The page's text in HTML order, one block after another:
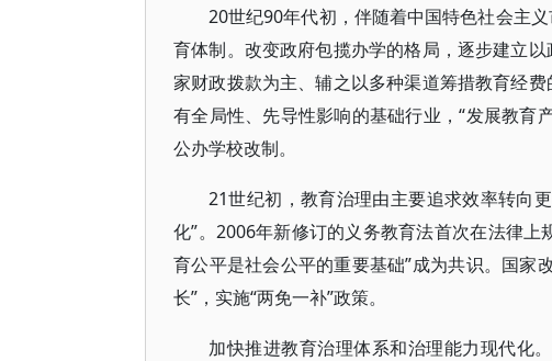
20世纪90年代初，伴随着中国特色社会主
育体制。改变政府包揽办学的格局，逐步建立
家财政拨款为主、辅之以多种渠道筹措教育经
有全局性、先导性影响的基础行业，“发展教育
公办学校改制。
21世纪初，教育治理由主要追求效率转向
化”。2006年新修订的义务教育法首次在法律上
育公平是社会公平的重要基础”成为共识。国家
长”，实施“两免一补”政策。
加快推进教育治理体系和治理能力现代化